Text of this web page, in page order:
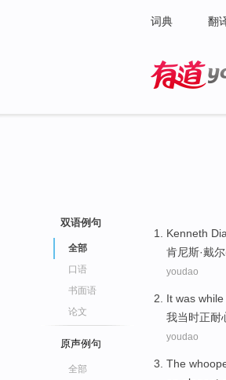
词典 翻
双语例句
全部
口语
书面语
论文
原声例句
全部
Kenneth
肯尼斯·戴尔
youdao
It was while
我当时正耐
youdao
The